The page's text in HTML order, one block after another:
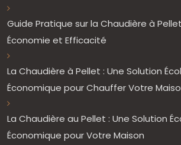
Guide Pratique sur la Chaudière à
Économie et Efficacité
La Chaudière à Pellet : Une Solution
Économique pour Chauffer Votre
La Chaudière au Pellet : Une Solution
Économique pour Votre Maison